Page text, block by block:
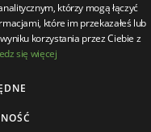
którzy mogą łączyć
które im przekazałeś lub
korzystania przez Ciebie z
się więcej